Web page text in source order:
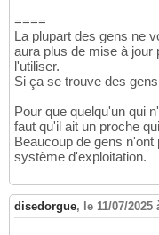
====
La plupart des gens ne
aura plus de mise à jour
l'utiliser.
Si ça se trouve des
Pour que quelqu'un qui
faut qu'il ait un proche
Beaucoup de gens
système d'exploitation.
disedorgue, le 11/07/2025